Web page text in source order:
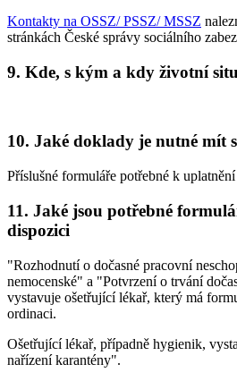
Kontakty na OSSZ/ PSSZ/ MSSZ
stránkách České správy sociálního
9. Kde, s kým a kdy životní
10. Jaké doklady je nutné mít
Příslušné formuláře potřebné k
11. Jaké jsou potřebné
dispozici
"Rozhodnutí o dočasné pracovní
nemocenské" a "Potvrzení o trvání
vystavuje ošetřující lékař, který má
ordinaci.
Ošetřující lékař, případně hygienik,
nařízení karantény".